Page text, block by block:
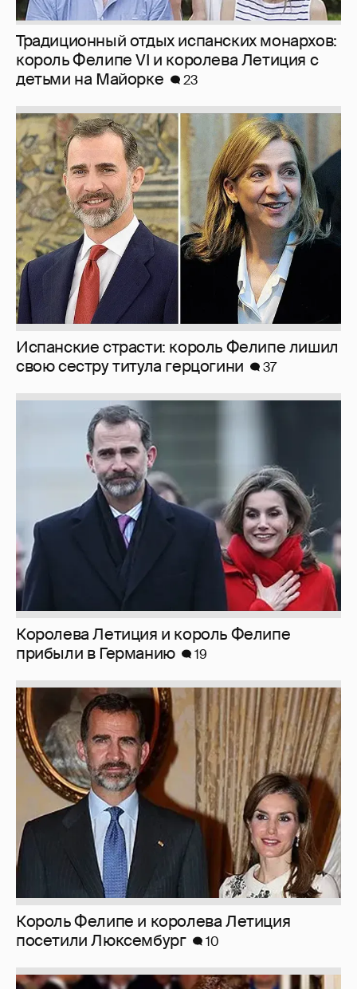
Традиционный отдых испанских монархов:
король Фелипе VI и королева Летиция с
детьми на Майорке
23
Испанские страсти: король Фелипе лишил
свою сестру титула герцогини
37
Королева Летиция и король Фелипе
прибыли в Германию
19
Король Фелипе и королева Летиция
посетили Люксембург
10